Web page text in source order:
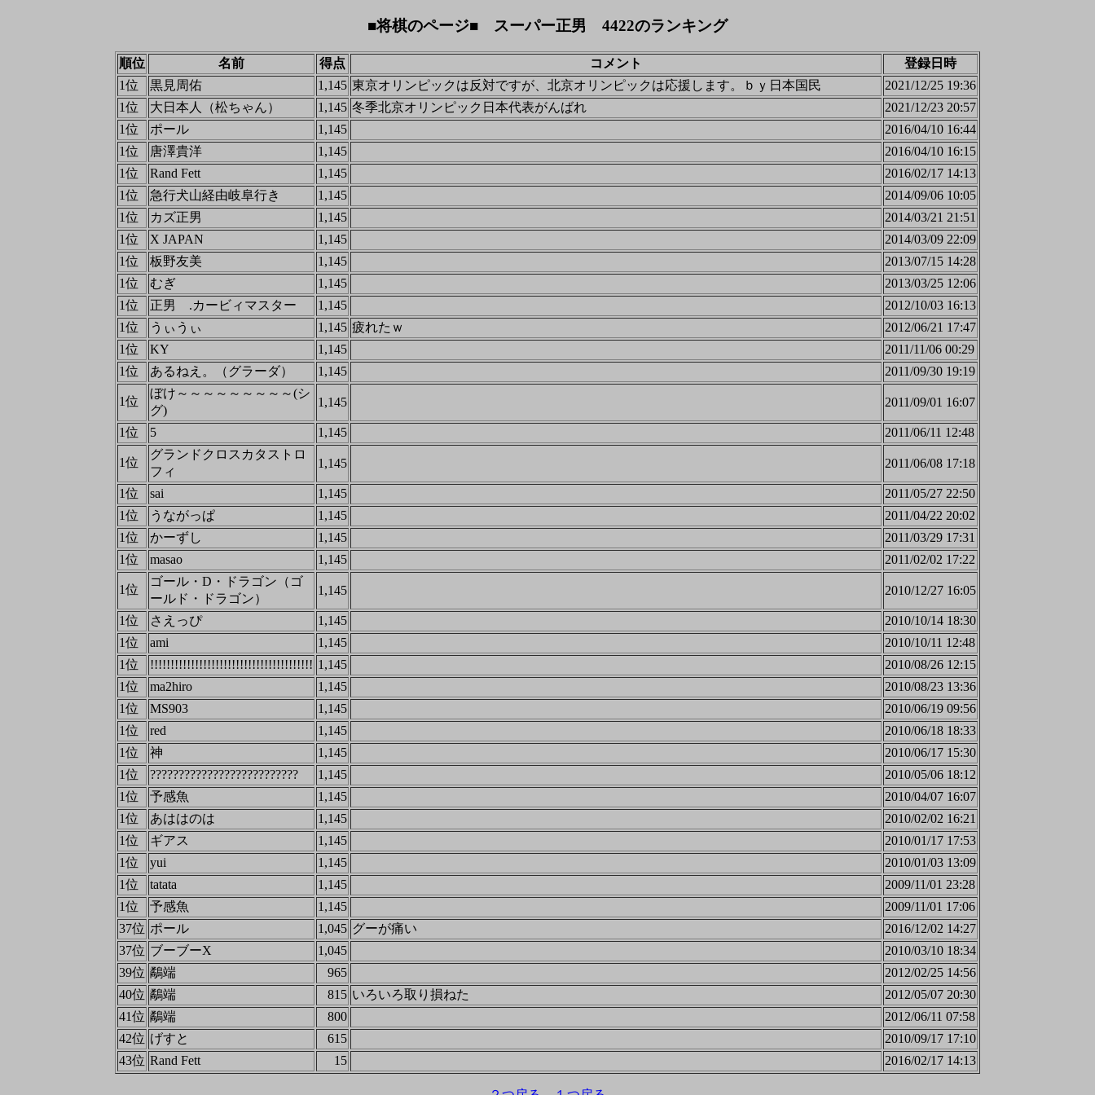
■将棋のページ■ スーパー正男 4422のランキング
順位 名前 得点 コメント
登録日時
1位
黒見周佑 1,145 東京オリンピックは反対ですが、北京オリンピックは応援します。ｂｙ日本国民
2021/12/25 19:36
1位
大日本人（松ちゃん） 1,145 冬季北京オリンピック日本代表がんばれ
2021/12/23 20:57
1位
ポール 1,145
2016/04/10 16:44
1位
唐澤貴洋 1,145
2016/04/10 16:15
1位
Rand Fett 1,145
2016/02/17 14:13
1位
急行犬山経由岐阜行き 1,145
2014/09/06 10:05
1位
カズ正男 1,145
2014/03/21 21:51
1位
X JAPAN 1,145
2014/03/09 22:09
1位
板野友美 1,145
2013/07/15 14:28
1位
むぎ 1,145
2013/03/25 12:06
1位
正男 .カービィマスター 1,145
2012/10/03 16:13
1位
うぃうぃ 1,145 疲れたｗ
2012/06/21 17:47
1位
KY 1,145
2011/11/06 00:29
1位
あるねえ。（グラーダ） 1,145 2011/09/30 19:19
1位
ぼけ～～～～～～～～～(シ
グ)
1,145 2011/09/01 16:07
1位 5 1,145 2011/06/11 12:48
1位
グランドクロスカタストロ
フィ
1,145 2011/06/08 17:18
1位 sai 1,145
2011/05/27 22:50
1位
うながっぱ 1,145
2011/04/22 20:02
1位
かーずし 1,145
2011/03/29 17:31
1位
masao 1,145 2011/02/02 17:22
1位
ゴール・D・ドラゴン（ゴ
ールド・ドラゴン）
1,145 2010/12/27 16:05
1位 さえっぴ 1,145
2010/10/14 18:30
1位
ami 1,145
2010/10/11 12:48
1位
!!!!!!!!!!!!!!!!!!!!!!!!!!!!!!!!!!!!!!!! 1,145
2010/08/26 12:15
1位
ma2hiro 1,145
2010/08/23 13:36
1位
MS903 1,145
2010/06/19 09:56
1位
red 1,145
2010/06/18 18:33
1位
神 1,145
2010/06/17 15:30
1位
?????????????????????????? 1,145
2010/05/06 18:12
1位
予感魚 1,145
2010/04/07 16:07
1位
あははのは 1,145
2010/02/02 16:21
1位
ギアス 1,145
2010/01/17 17:53
1位
yui 1,145
2010/01/03 13:09
1位
tatata 1,145
2009/11/01 23:28
1位
予感魚 1,145
2009/11/01 17:06
37位 ポール 1,045 グーが痛い
2016/12/02 14:27
37位 ブーブーX 1,045
2010/03/10 18:34
39位 鷸端 965
2012/02/25 14:56
40位 鷸端 815 いろいろ取り損ねた
2012/05/07 20:30
41位 鷸端 800
2012/06/11 07:58
42位 げすと 615
2010/09/17 17:10
43位 Rand Fett 15 2016/02/17 14:13